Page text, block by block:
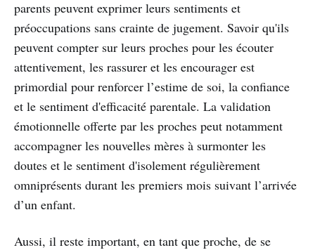
parents peuvent exprimer leurs sentiments et
préoccupations sans crainte de jugement. Savoir qu'ils
peuvent compter sur leurs proches pour les écouter
attentivement, les rassurer et les encourager est
primordial pour renforcer l’estime de soi, la confiance
et le sentiment d'efficacité parentale. La validation
émotionnelle offerte par les proches peut notamment
accompagner les nouvelles mères à surmonter les
doutes et le sentiment d'isolement régulièrement
omniprésents durant les premiers mois suivant l’arrivée
d’un enfant.
Aussi, il reste important, en tant que proche, de se